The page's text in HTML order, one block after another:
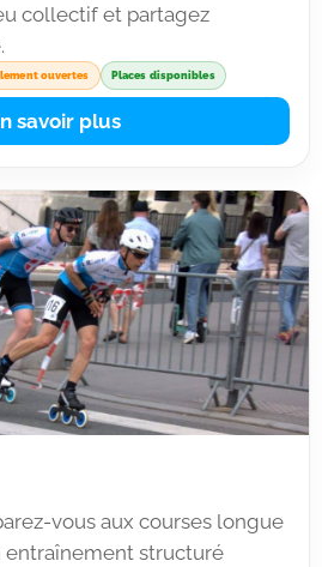
collectif et partagez
ouvertes Places disponibles
savoir plus
vous aux courses longue
entraînement structuré